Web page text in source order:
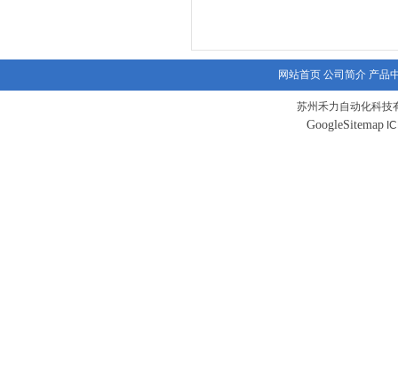
网站首页 公司简介 产品
苏州禾力自动化科技
GoogleSitemap